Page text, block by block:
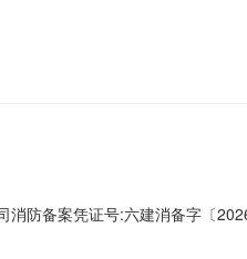
受。二、参加报名供应商的基
防备案凭证号:六建消备字〔